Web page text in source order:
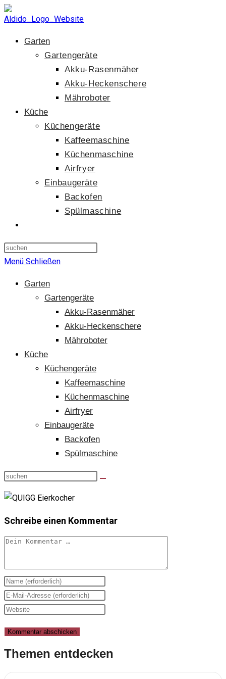
Zum
Inhalt
springenGarten
Gartengeräte
Akku-Rasenmäher
Akku-Heckenschere
Mähroboter
Küche
Küchengeräte
Kaffeemaschine
Küchenmaschine
Airfryer
Einbaugeräte
Backofen
Spülmaschine
umschalten
Menü Schließen
Garten
Gartengeräte
Akku-Rasenmäher
Akku-Heckenschere
Mähroboter
Küche
Küchengeräte
Kaffeemaschine
Küchenmaschine
Airfryer
Einbaugeräte
Backofen
Spülmaschine
Schreibe einen Kommentar
Kommentar
Gib
deinen
Namen
Benutzernamen
zum
Gib
deine
Mail-
Adresse
Gib
Website-
URL
Themen entdecken